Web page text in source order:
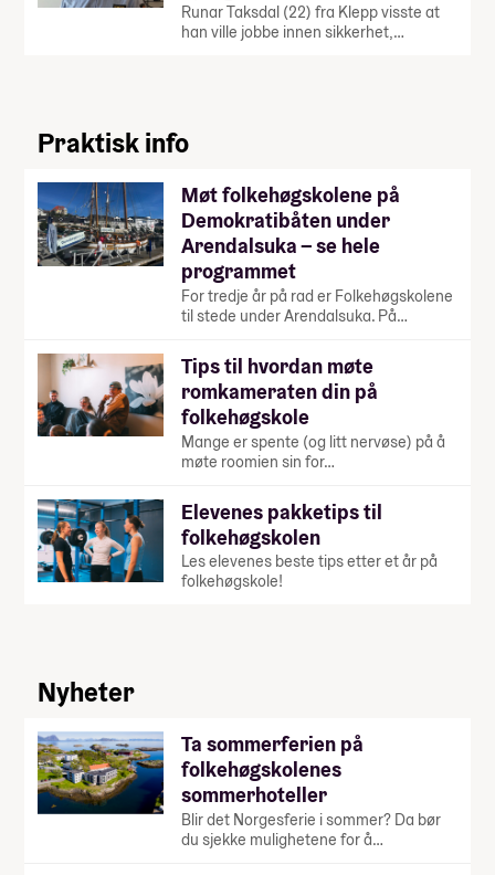
Runar Taksdal (22) fra Klepp visste at
han ville jobbe innen sikkerhet,…
Praktisk info
Møt folkehøgskolene på
Demokratibåten under
Arendalsuka – se hele
programmet
For tredje år på rad er Folkehøgskolene
til stede under Arendalsuka. På…
Tips til hvordan møte
romkameraten din på
folkehøgskole
Mange er spente (og litt nervøse) på å
møte roomien sin for…
Elevenes pakketips til
folkehøgskolen
Les elevenes beste tips etter et år på
folkehøgskole!
Nyheter
Ta sommerferien på
folkehøgskolenes
sommerhoteller
Blir det Norgesferie i sommer? Da bør
du sjekke mulighetene for å…